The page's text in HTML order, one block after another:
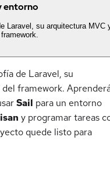
entorno
Laravel, su arquitectura MVC
de Laravel, su
framework.
Sail para un entorno
y programar tareas
quede listo para